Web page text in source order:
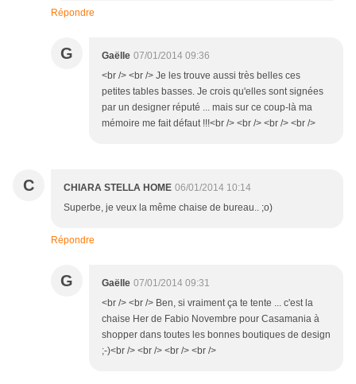
Répondre
G Gaëlle 07/01/2014 09:36
<br /> <br /> Je les trouve aussi très belles ces
petites tables basses. Je crois qu'elles sont signées
par un designer réputé ... mais sur ce coup-là ma
mémoire me fait défaut !!!<br /> <br /> <br /> <br />
C CHIARA STELLA HOME 06/01/2014 10:14
Superbe, je veux la même chaise de bureau.. ;o)
Répondre
G Gaëlle 07/01/2014 09:31
<br /> <br /> Ben, si vraiment ça te tente ... c'est la
chaise Her de Fabio Novembre pour Casamania à
shopper dans toutes les bonnes boutiques de design
;-)<br /> <br /> <br /> <br />